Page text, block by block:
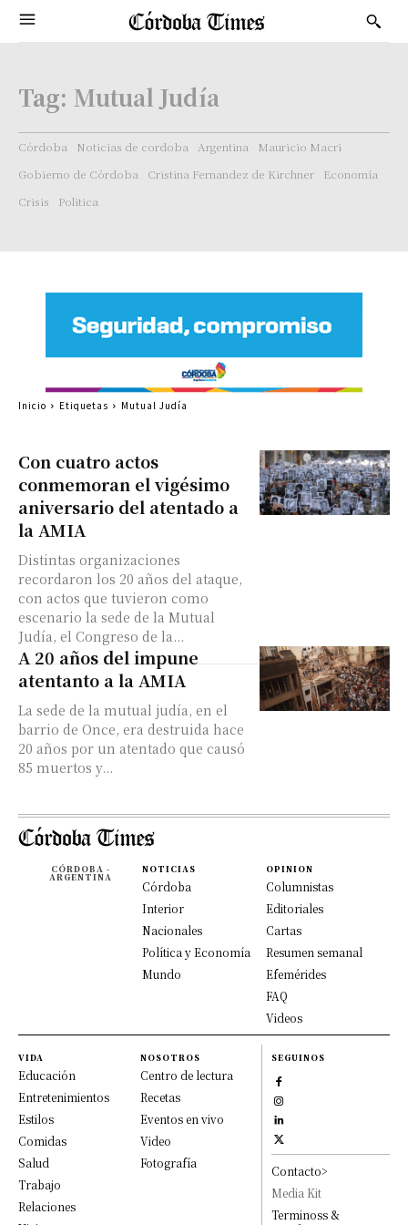
Tag: Mutual Judía
Córdoba Noticias de cordoba Argentina
Mauricio Macri
Gobierno de Córdoba
Cristina Fernandez de Kirchner
Economía
Crisis
Politica
Con cuatro actos
conmemoran el vigésimo
aniversario del atentado a
la AMIA
Distintas organizaciones
recordaron los 20 años del ataque,
con actos que tuvieron como
escenario la sede de la Mutual
Judía, el Congreso de la...
A 20 años del impune
atentanto a la AMIA
La sede de la mutual judía, en el
barrio de Once, era destruida hace
20 años por un atentado que causó
85 muertos y...
Inicio Etiquetas Mutual Judía
CÓRDOBA -
ARGENTINA
NOTICIAS
Córdoba
Interior
Nacionales
Política y Economía
Mundo
OPINION
Columnistas
Editoriales
Cartas
Resumen semanal
Efemérides
FAQ
Videos
VIDA
Educación
Entretenimientos
Estilos
Comidas
Salud
Trabajo
Relaciones
NOSOTROS
Centro de lectura
Recetas
Eventos en vivo
Video
Fotografía
SEGUINOS
Contacto>
Media Kit
Terminoss &